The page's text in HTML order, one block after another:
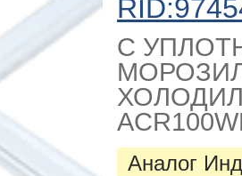
C
Аналог